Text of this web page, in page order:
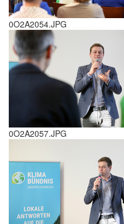
0O2A2054.JPG
0O2A2057.JPG